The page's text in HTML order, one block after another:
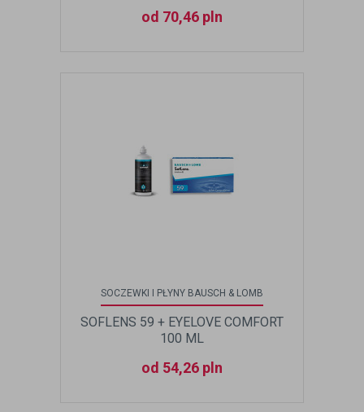
od 70,46 pln
SOCZEWKI I PŁYNY BAUSCH & LOMB
SOFLENS 59 + EYELOVE COMFORT
100 ML
od 54,26 pln